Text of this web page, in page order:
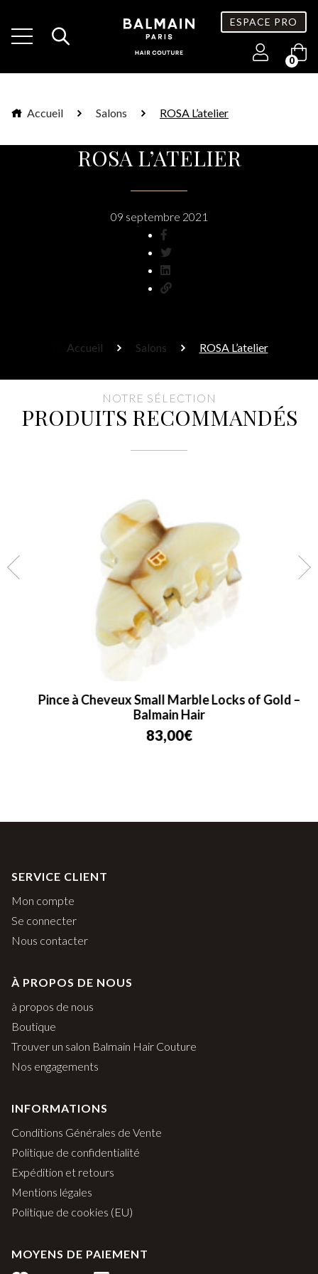
ESPACE PRO
0
Accueil Salons ROSA L’atelier
ROSA L’ATELIER
09 septembre 2021
Accueil Salons ROSA L’atelier
NOTRE SÉLECTION
PRODUITS RECOMMANDÉS
Pince à Cheveux Small Marble Locks of Gold –
Balmain Hair
83,00€
SERVICE CLIENT
Mon compte
Se connecter
Nous contacter
À PROPOS DE NOUS
à propos de nous
Boutique
Trouver un salon Balmain Hair Couture
Nos engagements
INFORMATIONS
Conditions Générales de Vente
Politique de confidentialité
Expédition et retours
Mentions légales
Politique de cookies (EU)
MOYENS DE PAIEMENT